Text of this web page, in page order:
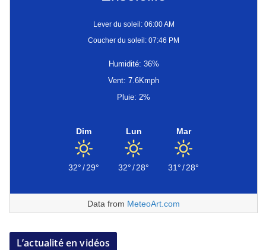
Lever du soleil: 06:00 AM
Coucher du soleil: 07:46 PM
Humidité: 36%
Vent: 7.6Kmph
Pluie: 2%
Dim
32°/29°
Lun
32°/28°
Mar
31°/28°
Data from MeteoArt.com
L’actualité en vidéos